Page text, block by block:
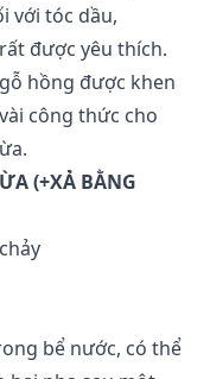
với tóc dầu,
được yêu thích.
hồng được khen
công thức cho
(+XẢ BẰNG
bể nước, có thể